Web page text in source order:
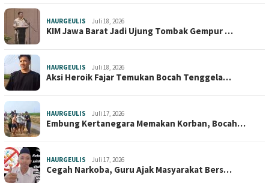
HAURGEULIS Juli 18, 2026
KIM Jawa Barat Jadi Ujung Tombak Gempur …
HAURGEULIS Juli 18, 2026
Aksi Heroik Fajar Temukan Bocah Tenggela…
HAURGEULIS Juli 17, 2026
Embung Kertanegara Memakan Korban, Bocah…
HAURGEULIS Juli 17, 2026
Cegah Narkoba, Guru Ajak Masyarakat Bers…